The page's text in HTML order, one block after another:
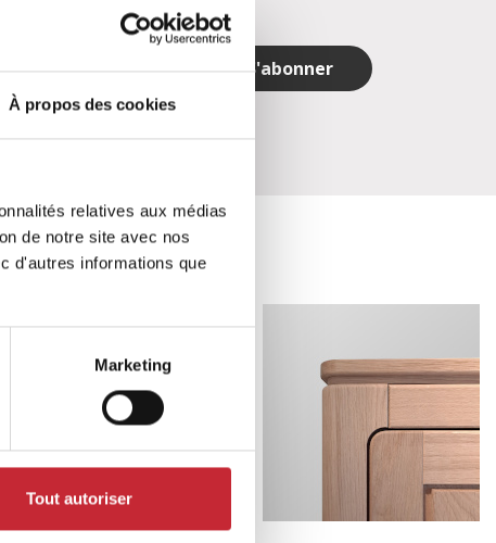
À propos des cookies
relatives aux médias
de notre site avec nos
d'autres informations que
Marketing
Tout autoriser
S'abonner